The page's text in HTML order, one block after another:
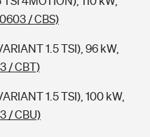
/ CBS)
1.5 TSI), 96 kW,
/ CBT)
1.5 TSI), 100 kW,
/ CBU)